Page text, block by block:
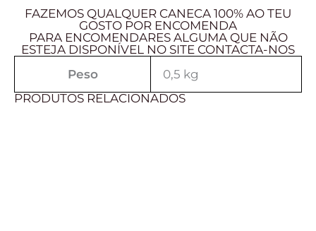
FAZEMOS QUALQUER CANECA 100% AO TEU
GOSTO POR ENCOMENDA
PARA ENCOMENDARES ALGUMA QUE NÃO
ESTEJA DISPONÍVEL NO SITE CONTACTA-NOS
Peso
0,5 kg
PRODUTOS RELACIONADOS